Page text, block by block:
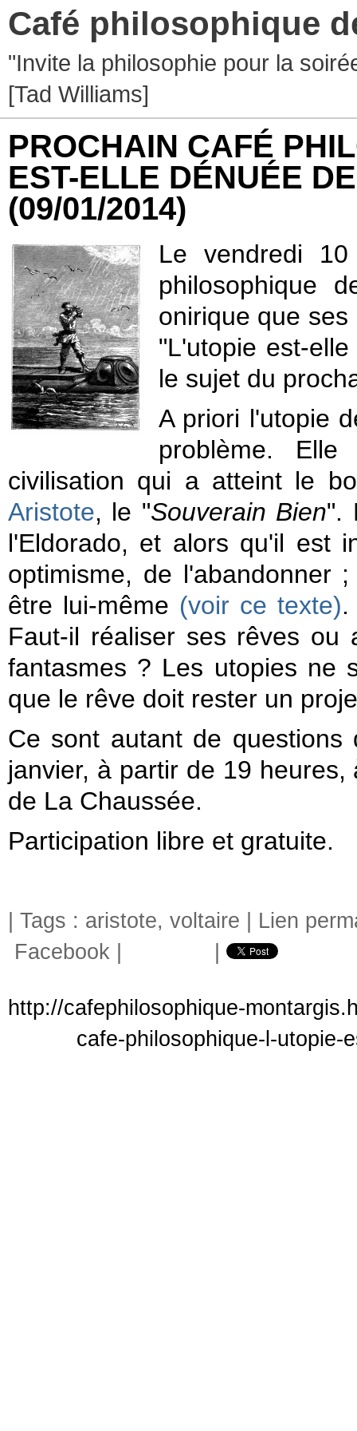
Café philosophique
"Invite la philosophie pour la
[Tad Williams]
PROCHAIN CAFÉ
EST-ELLE DÉNUÉE
(09/01/2014)
Le vendredi
philosophique
onirique que
"L'utopie est-
le sujet du
A priori l'utopie
problème.
civilisation qui a atteint le
Aristote, le "Souverain Bien".
l'Eldorado, et alors qu'il est
optimisme, de l'abandonner
être lui-même (voir ce texte).
Faut-il réaliser ses rêves ou
fantasmes ? Les utopies ne
que le rêve doit rester un
Ce sont autant de
janvier, à partir de 19
de La Chaussée.
Participation libre et gratuite.
| Tags : aristote, voltaire
Lien
Facebook
http://cafephilosophique-
cafe-philosophique-l-utopie-